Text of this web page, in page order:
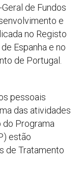
de Fundos
e
no Registo
Espanha e no
de Portugal.
pessoais
das atividades
do Programa
estão
de Tratamento